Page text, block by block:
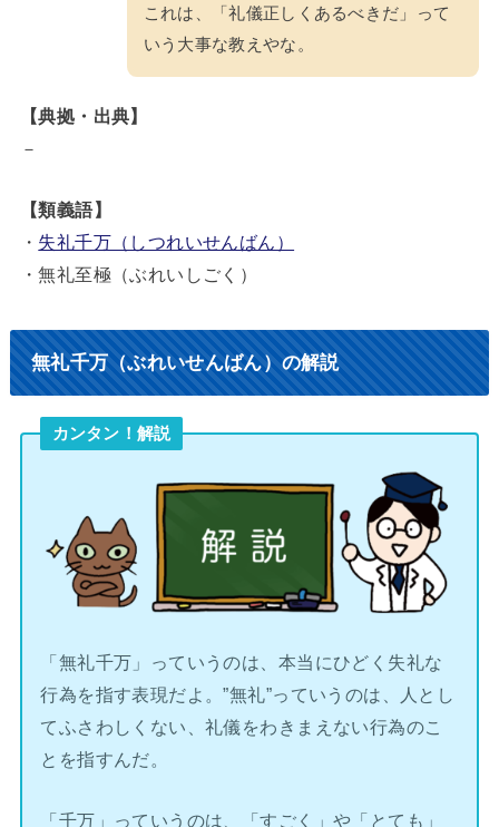
これは、「礼儀正しくあるべきだ」って
いう大事な教えやな。
【典拠・出典】
－
【類義語】
・ 失礼千万（しつれいせんばん）
・無礼至極（ぶれいしごく）
無礼千万（ぶれいせんばん）の解説
カンタン！解説
「無礼千万」っていうのは、本当にひどく失礼な
行為を指す表現だよ。”無礼”っていうのは、人とし
てふさわしくない、礼儀をわきまえない行為のこ
とを指すんだ。
「千万」っていうのは、「すごく」や「とても」